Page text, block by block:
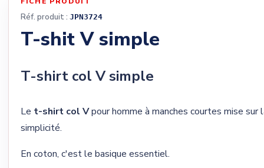
Réf. produit : JPN3724
T-shit V simple
T-shirt col V simple
Le t-shirt col Vpour homme à manches courtes mise sur
simplicité.
En coton, c'est le basique essentiel.